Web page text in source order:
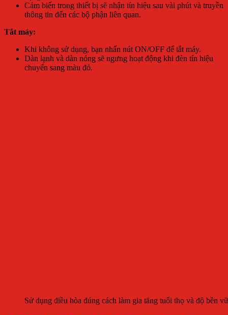
Cảm biến trong thiết bị sẽ nhận tín hiệu sau vài phút và truyền
thông tin đến các bộ phận liên quan.
Tắt máy:
Khi không sử dụng, bạn nhấn nút ON/OFF để tắt máy.
Dàn lạnh và dàn nóng sẽ ngưng hoạt động khi đèn tín hiệu
chuyển sang màu đỏ.
Sử dụng điều hòa đúng cách làm gia tăng tuổi thọ và độ bền